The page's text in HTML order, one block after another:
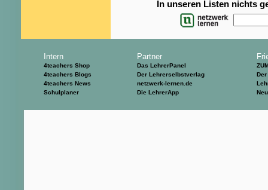
In unseren Listen nichts
Intern
4teachers Shop
4teachers Blogs
4teachers News
Schulplaner
Partner
Das LehrerPanel
Der Lehrerselbstverlag
netzwerk-lernen.de
Die LehrerApp